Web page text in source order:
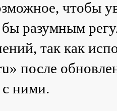
чтобы
разумным
так как
после
с ними.